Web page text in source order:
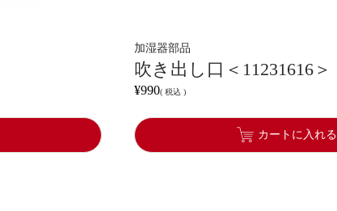
加湿器部品
吹き出し口＜11231616＞
¥990 税込
カートに入れる